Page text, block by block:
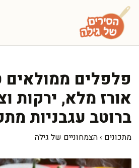
לדלג
לתוכן
פלפלים ממולאים
אורז מלא, ירקות
ברוטב עגבניות
מתכונים › הצמחוניים של גילה